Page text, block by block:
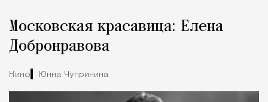
Московская красавица: Елена
Добронравова
Кино Юнна Чупринина